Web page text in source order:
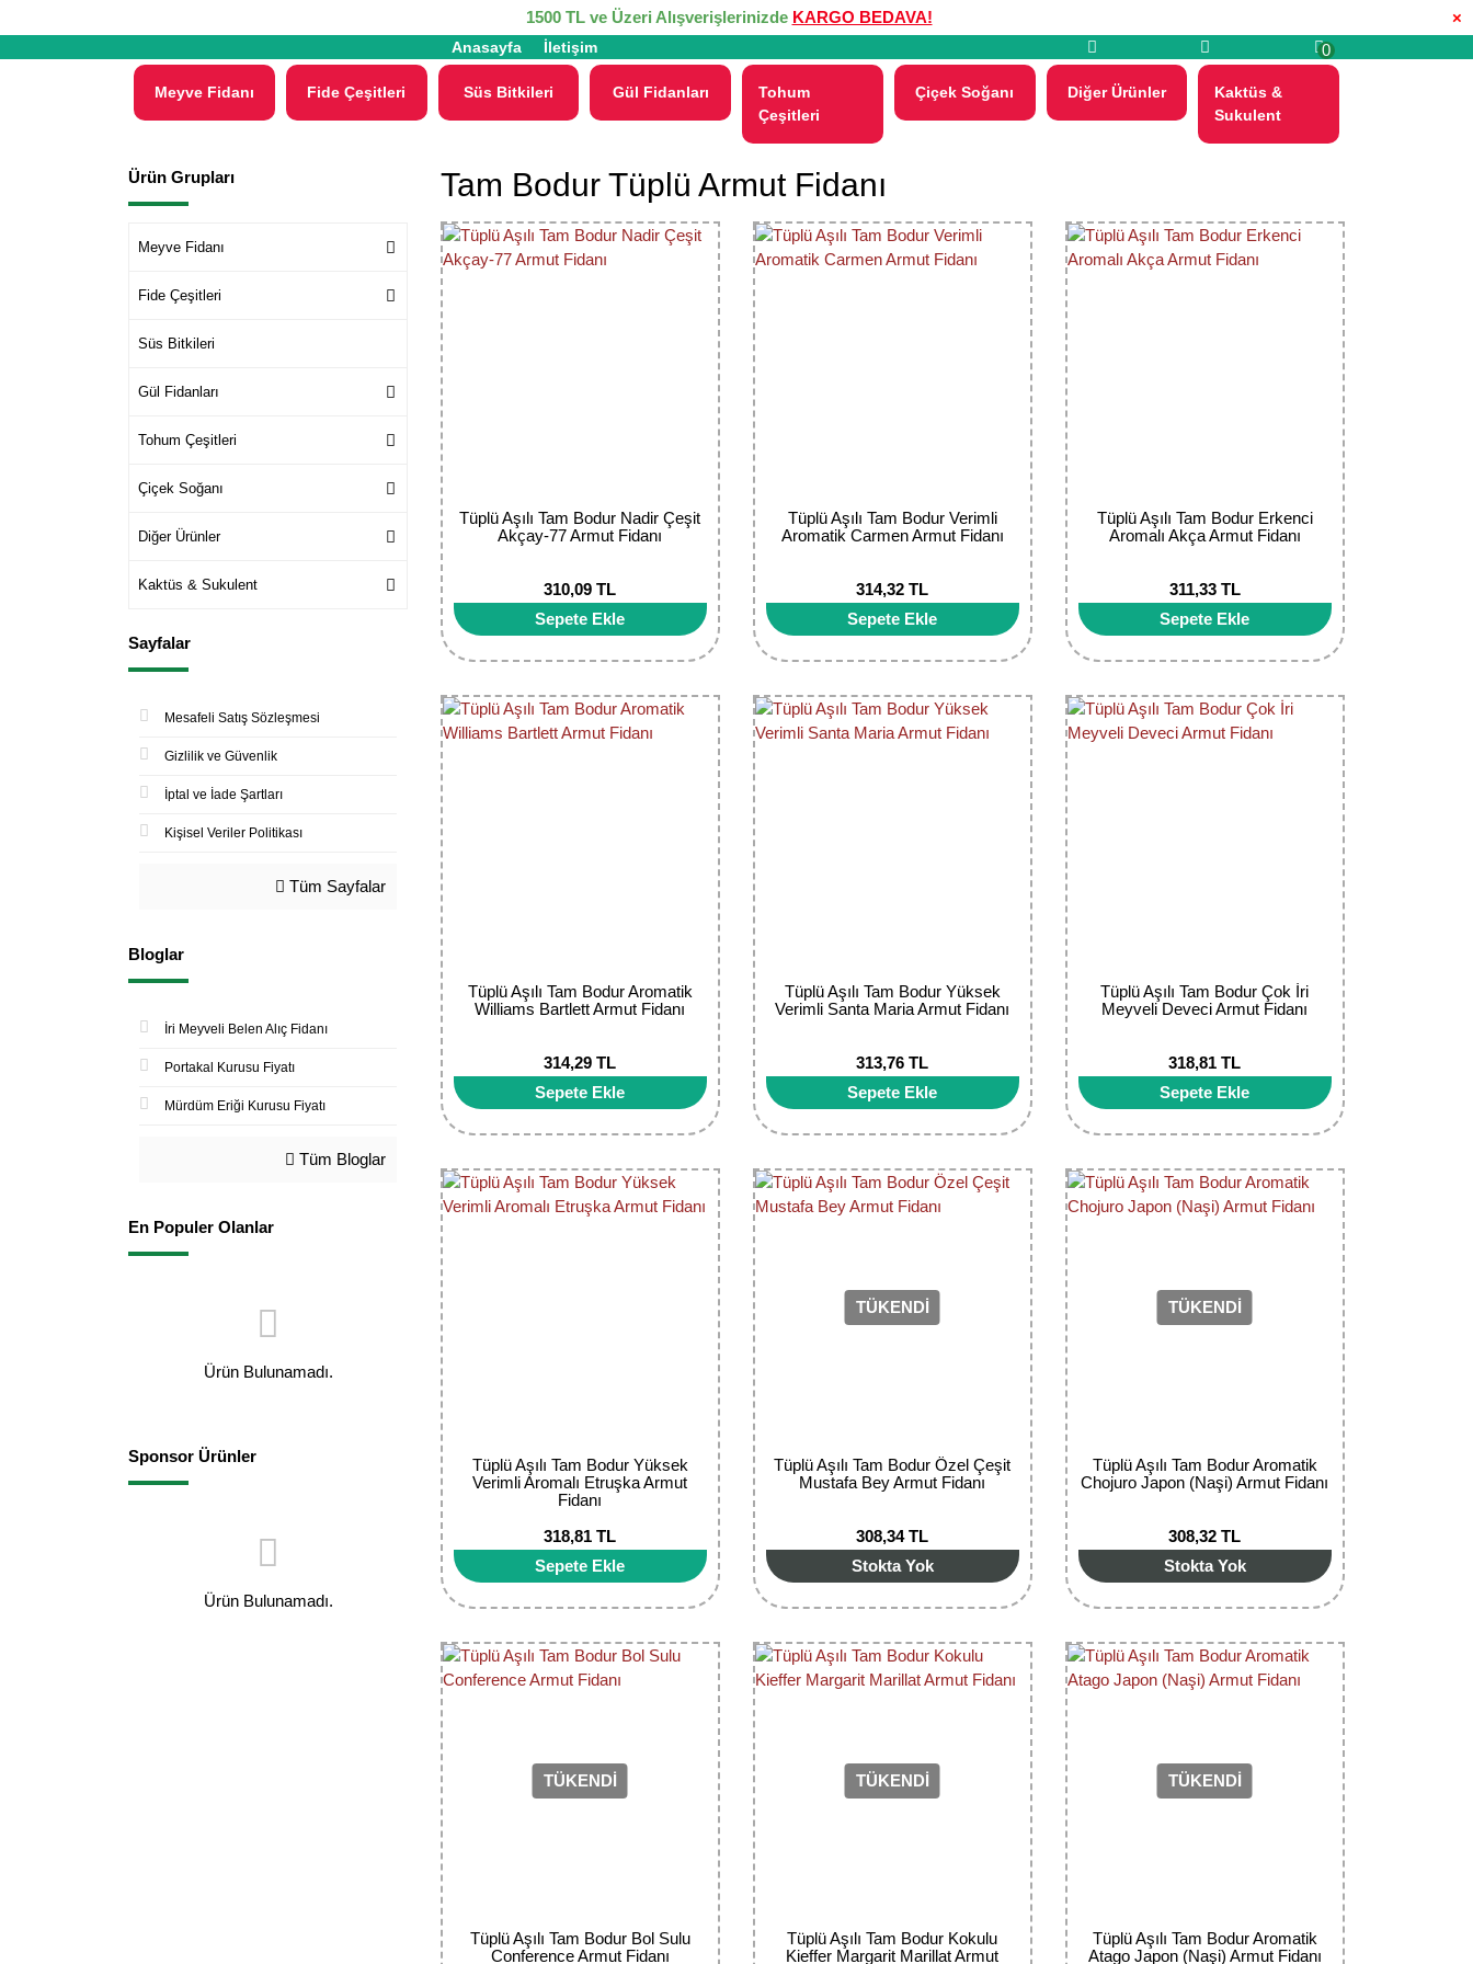
×
1500 TL ve Üzeri Alışverişlerinizde KARGO BEDAVA!
Anasayfa İletişim 0
Meyve Fidanı Fide Çeşitleri Süs Bitkileri Gül Fidanları
Tohum
Çeşitleri
Çiçek Soğanı Diğer Ürünler
Kaktüs &
Sukulent
Ürün Grupları
Meyve Fidanı
Fide Çeşitleri
Süs Bitkileri
Gül Fidanları
Tohum Çeşitleri
Çiçek Soğanı
Diğer Ürünler
Kaktüs & Sukulent
Sayfalar
Mesafeli Satış Sözleşmesi
Gizlilik ve Güvenlik
İptal ve İade Şartları
Kişisel Veriler Politikası
Tüm Sayfalar
Bloglar
İri Meyveli Belen Alıç Fidanı
Portakal Kurusu Fiyatı
Mürdüm Eriği Kurusu Fiyatı
Tüm Bloglar
En Populer Olanlar
Ürün Bulunamadı.
Sponsor Ürünler
Ürün Bulunamadı.
Tam Bodur Tüplü Armut Fidanı
Tüplü Aşılı Tam Bodur Nadir Çeşit
Akçay-77 Armut Fidanı
310,09 TL
Sepete Ekle
Tüplü Aşılı Tam Bodur Verimli
Aromatik Carmen Armut Fidanı
314,32 TL
Sepete Ekle
Tüplü Aşılı Tam Bodur Erkenci
Aromalı Akça Armut Fidanı
311,33 TL
Sepete Ekle
Tüplü Aşılı Tam Bodur Aromatik
Williams Bartlett Armut Fidanı
314,29 TL
Sepete Ekle
Tüplü Aşılı Tam Bodur Yüksek
Verimli Santa Maria Armut Fidanı
313,76 TL
Sepete Ekle
Tüplü Aşılı Tam Bodur Çok İri
Meyveli Deveci Armut Fidanı
318,81 TL
Sepete Ekle
Tüplü Aşılı Tam Bodur Yüksek
Verimli Aromalı Etruşka Armut
Fidanı
318,81 TL
Sepete Ekle
TÜKENDİ
Tüplü Aşılı Tam Bodur Özel Çeşit
Mustafa Bey Armut Fidanı
308,34 TL
Stokta Yok
TÜKENDİ
Tüplü Aşılı Tam Bodur Aromatik
Chojuro Japon (Naşi) Armut Fidanı
308,32 TL
Stokta Yok
TÜKENDİ
Tüplü Aşılı Tam Bodur Bol Sulu
Conference Armut Fidanı
TÜKENDİ
Tüplü Aşılı Tam Bodur Kokulu
Kieffer Margarit Marillat Armut
TÜKENDİ
Tüplü Aşılı Tam Bodur Aromatik
Atago Japon (Naşi) Armut Fidanı